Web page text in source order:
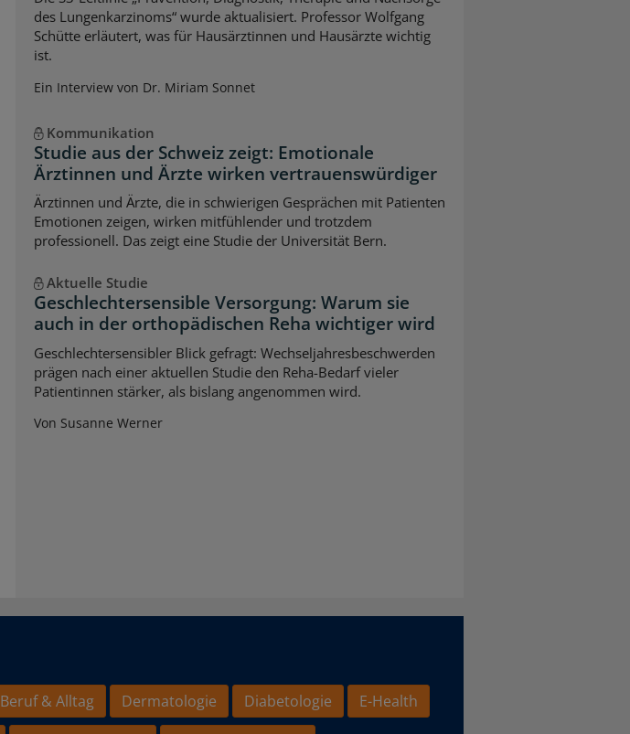
des Lungenkarzinoms“ wurde aktualisiert. Professor Wolfgang
Schütte erläutert, was für Hausärztinnen und Hausärzte wichtig
ist.
Ein Interview von Dr. Miriam Sonnet
Kommunikation
Studie aus der Schweiz zeigt: Emotionale
Ärztinnen und Ärzte wirken vertrauenswürdiger
Ärztinnen und Ärzte, die in schwierigen Gesprächen mit Patienten
Emotionen zeigen, wirken mitfühlender und trotzdem
professionell. Das zeigt eine Studie der Universität Bern.
Aktuelle Studie
Geschlechtersensible Versorgung: Warum sie
auch in der orthopädischen Reha wichtiger wird
Geschlechtersensibler Blick gefragt: Wechseljahresbeschwerden
prägen nach einer aktuellen Studie den Reha-Bedarf vieler
Patientinnen stärker, als bislang angenommen wird.
Von Susanne Werner
Beruf & Alltag Dermatologie Diabetologie
E-Health